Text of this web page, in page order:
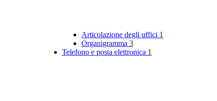
Articolazione degli uffici 1
Organigramma 3
Telefono e posta elettronica 1